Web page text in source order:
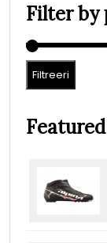
Filter by
Filtreeri